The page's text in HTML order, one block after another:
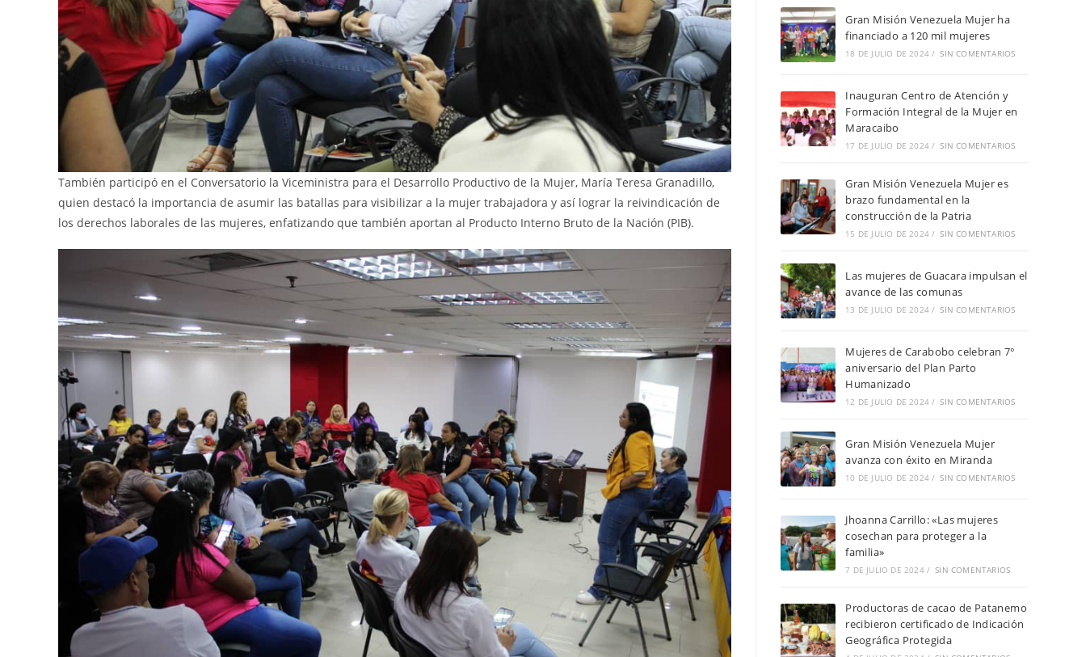
También participó en el Conversatorio la Viceministra para el Desarrollo Productivo de la Mujer, María Teresa Granadillo,
quien destacó la importancia de asumir las batallas para visibilizar a la mujer trabajadora y así lograr la reivindicación de
los derechos laborales de las mujeres, enfatizando que también aportan al Producto Interno Bruto de la Nación (PIB).
Gran Misión Venezuela Mujer ha
financiado a 120 mil mujeres
18 DE JULIO DE 2024 / SIN COMENTARIOS
Inauguran Centro de Atención y
Formación Integral de la Mujer en
Maracaibo
17 DE JULIO DE 2024 / SIN COMENTARIOS
Gran Misión Venezuela Mujer es
brazo fundamental en la
construcción de la Patria
15 DE JULIO DE 2024 / SIN COMENTARIOS
Las mujeres de Guacara impulsan el
avance de las comunas
13 DE JULIO DE 2024 / SIN COMENTARIOS
Mujeres de Carabobo celebran 7°
aniversario del Plan Parto
Humanizado
12 DE JULIO DE 2024 / SIN COMENTARIOS
Gran Misión Venezuela Mujer
avanza con éxito en Miranda
10 DE JULIO DE 2024 / SIN COMENTARIOS
Jhoanna Carrillo: «Las mujeres
cosechan para proteger a la
familia»
7 DE JULIO DE 2024 / SIN COMENTARIOS
Productoras de cacao de Patanemo
recibieron certificado de Indicación
Geográfica Protegida